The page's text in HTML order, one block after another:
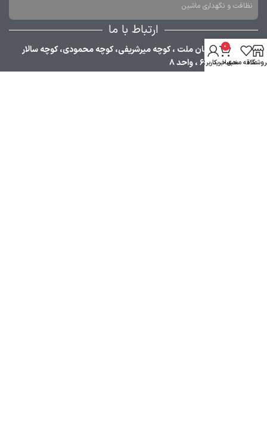
نظافت و نگهداری ماشین
ارتباط با ما
تهران، خیابان ملت ، کوچه میرشریفی، کوچه محمودی، کوچه سالار
فاتح، پلاک ۶ ، واحد ۸علاقه مندی
0
سبد خرید
حساب کاربری من